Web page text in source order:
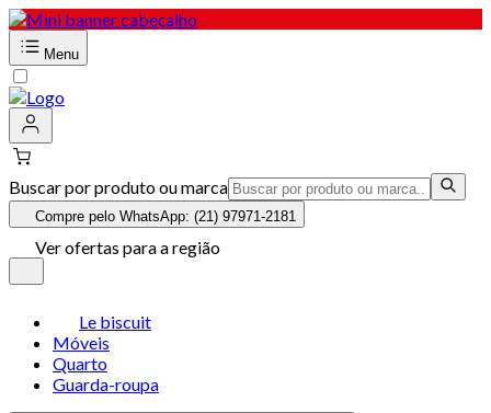
Menu
Buscar por produto ou marca
Compre pelo WhatsApp: (21) 97971-2181
Ver ofertas para a região
Le biscuit
Móveis
Quarto
Guarda-roupa